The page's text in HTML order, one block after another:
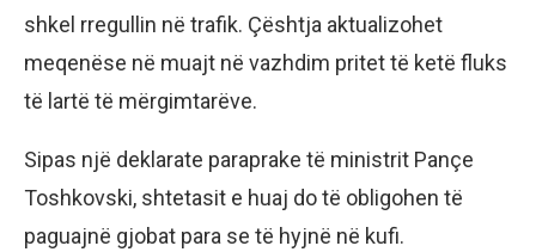
shkel rregullin në trafik. Çështja aktualizohet
meqenëse në muajt në vazhdim pritet të ketë fluks
të lartë të mërgimtarëve.
Sipas një deklarate paraprake të ministrit Pançe
Toshkovski, shtetasit e huaj do të obligohen të
paguajnë gjobat para se të hyjnë në kufi.